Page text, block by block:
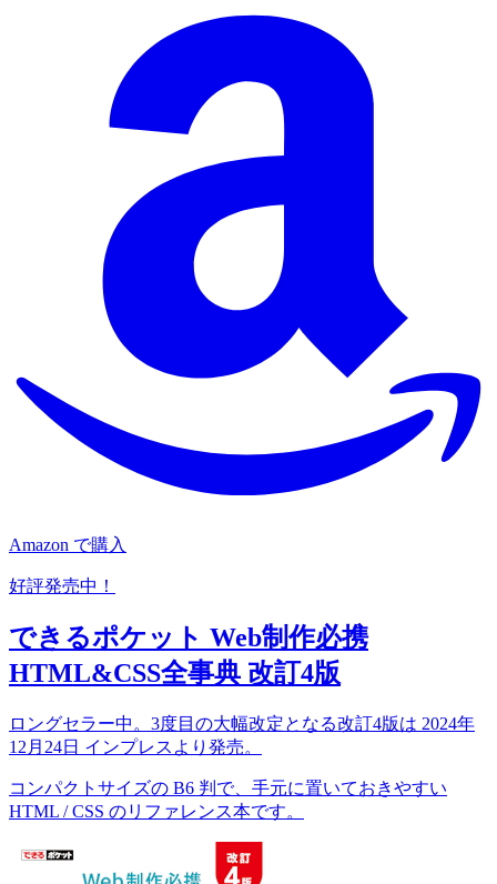
Amazon で購入
好評発売中！
できるポケット Web制作必携
HTML&CSS全事典 改訂4版
ロングセラー中。3度目の大幅改定となる改訂4版は 2024年
12月24日 インプレスより発売。
コンパクトサイズの B6 判で、手元に置いておきやすい
HTML / CSS のリファレンス本です。